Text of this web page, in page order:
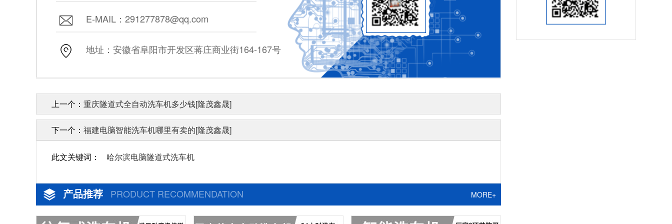
E-MAIL：291277878@qq.com
地址：安徽省阜阳市开发区蒋庄商业街164-167号
上一个： 重庆隧道式全自动洗车机多少钱[隆茂鑫晟]
下一个： 福建电脑智能洗车机哪里有卖的[隆茂鑫晟]
此文关键词： 哈尔滨电脑隧道式洗车机
产品推荐 PRODUCT RECOMMENDATION MORE+